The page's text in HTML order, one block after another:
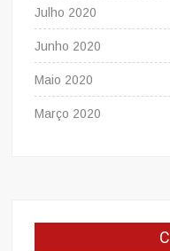
Julho 2020
Junho 2020
Maio 2020
Março 2020